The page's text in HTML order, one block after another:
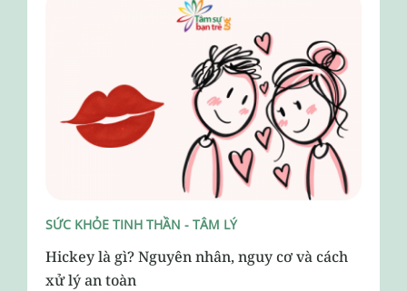
SỨC KHỎE TINH THẦN - TÂM LÝ
Hickey là gì? Nguyên nhân, nguy cơ và cách
xử lý an toàn